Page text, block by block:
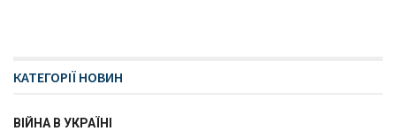
КАТЕГОРІЇ НОВИН
ВІЙНА В УКРАЇНІ